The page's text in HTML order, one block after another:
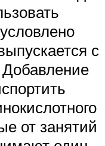
с
от занятий